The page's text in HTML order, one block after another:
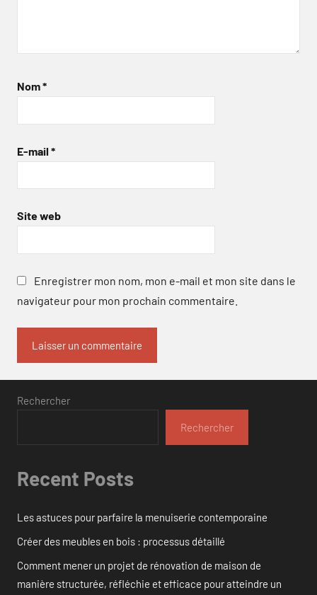
Nom*
E-mail *
Site web
Enregistrer mon nom, mon e-mail et mon site dans le
navigateur pour mon prochain commentaire.
Rechercher
Rechercher
Recent Posts
Les astuces pour parfaire la menuiserie contemporaine
Créer des meubles en bois : processus détaillé
Comment mener un projet de rénovation de maison de
manière structurée, réfléchie et efficace pour atteindre un